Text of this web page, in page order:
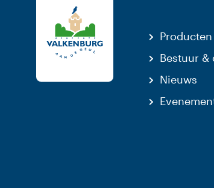
Bestuur &
Nieuws